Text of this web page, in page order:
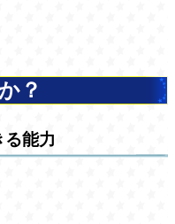
？
能力